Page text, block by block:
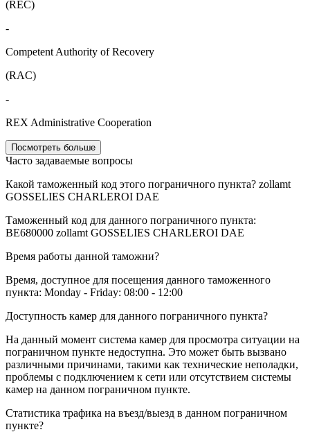
(REC)
-
Competent Authority of Recovery
(RAC)
-
REX Administrative Cooperation
Посмотреть больше
Часто задаваемые вопросы
Какой таможенный код этого пограничного пункта? zollamt
GOSSELIES CHARLEROI DAE
Таможенный код для данного пограничного пункта:
BE680000 zollamt GOSSELIES CHARLEROI DAE
Время работы данной таможни?
Время, доступное для посещения данного таможенного
пункта: Monday - Friday: 08:00 - 12:00
Доступность камер для данного пограничного пункта?
На данный момент система камер для просмотра ситуации на
пограничном пункте недоступна. Это может быть вызвано
различными причинами, такими как технические неполадки,
проблемы с подключением к сети или отсутствием системы
камер на данном пограничном пункте.
Статистика трафика на въезд/выезд в данном пограничном
пункте?